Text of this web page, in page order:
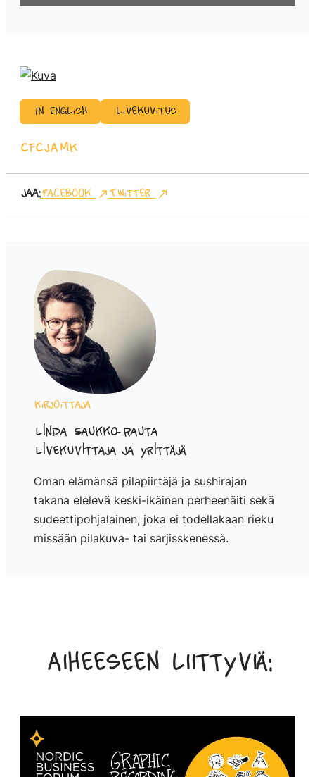
In English Livekuvitus
cfcJAMK
Jaa:Facebook Twitter
Kirjoittaja
Linda Saukko-Rauta
Livekuvittaja ja yrittäjä
Oman elämänsä pilapiirtäjä ja sushirajan
takana elelevä keski-ikäinen perheenäiti sekä
sudeettipohjalainen, joka ei todellakaan rieku
missään pilakuva- tai sarjisskenessä.
Aiheeseen liittyviä: